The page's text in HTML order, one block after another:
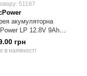
51187
акумуляторна
LP 12.8V 9Ah
115.2Wh
грн
в наявності